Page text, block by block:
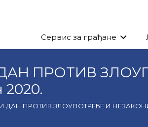
Сервис за грађане
ПРОТИВ
ПРОТИВ ЗЛОУПОТРЕБЕ И